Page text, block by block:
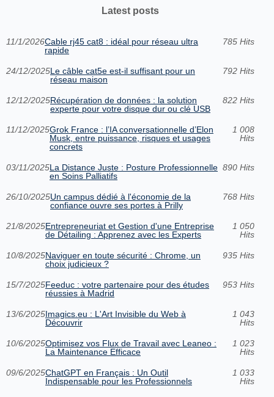
Latest posts
11/1/2026Cable rj45 cat8 : idéal pour réseau ultra
rapide
785 Hits
24/12/2025Le câble cat5e est-il suffisant pour un
réseau maison
792 Hits
12/12/2025Récupération de données : la solution
experte pour votre disque dur ou clé USB
822 Hits
11/12/2025Grok France : l’IA conversationnelle d’Elon
Musk, entre puissance, risques et usages
concrets
1 008
Hits
03/11/2025La Distance Juste : Posture Professionnelle
en Soins Palliatifs
890 Hits
26/10/2025Un campus dédié à l'économie de la
confiance ouvre ses portes à Prilly
768 Hits
21/8/2025Entrepreneuriat et Gestion d'une Entreprise
de Détailing : Apprenez avec les Experts
1 050
Hits
10/8/2025Naviguer en toute sécurité : Chrome, un
choix judicieux ?
935 Hits
15/7/2025Feeduc : votre partenaire pour des études
réussies à Madrid
953 Hits
13/6/2025Imagics.eu : L'Art Invisible du Web à
Découvrir
1 043
Hits
10/6/2025Optimisez vos Flux de Travail avec Leaneo :
La Maintenance Efficace
1 023
Hits
09/6/2025ChatGPT en Français : Un Outil
Indispensable pour les Professionnels
1 033
Hits